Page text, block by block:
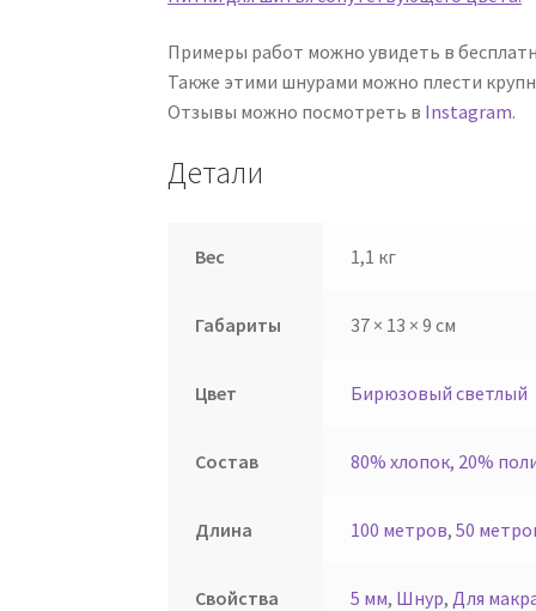
Примеры работ можно увидеть в
Также этими шнурами можно плести
Отзывы можно посмотреть в Instagram.
Детали
Вес 1,1 кг
Габариты 37 × 13 × 9 см
Цвет Бирюзовый светлый
Состав 80% хлопок, 20%
Длина 100 метров, 50
Свойства 5 мм, Шнур, Для